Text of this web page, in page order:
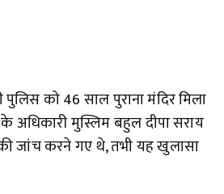
को 46 साल पुराना मंदिर मिला
अधिकारी मुस्लिम बहुल दीपा सराय
जांच करने गए थे, तभी यह खुलासा